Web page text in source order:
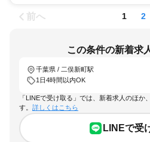
前へ 1 2
この条件の新着求
千葉県 / 二俣新町駅
1日4時間以内OK
「LINEで受け取る」では、新着求人のほか
す。 詳しくはこちら
LINEで受